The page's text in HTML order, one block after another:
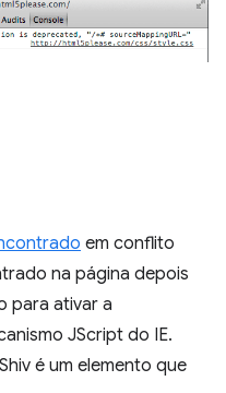
em conflito
na página depois
para ativar a
JScript do IE.
é um elemento que